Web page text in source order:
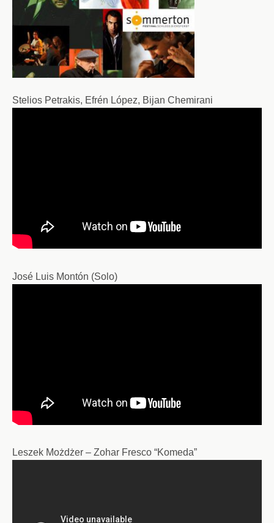
Stelios Petrakis, Efrén López, Bijan Chemirani
José Luis Montón (Solo)
Leszek Możdżer – Zohar Fresco “Komeda”